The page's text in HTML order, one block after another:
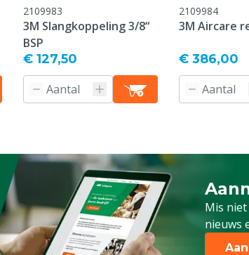
2109983
3M Slangkoppeling 3/8“
BSP
€ 127,50
2109984
3M Aircare
€ 386,00
Mis
nieuws
Schrijf